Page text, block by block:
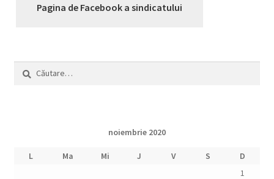
Pagina de Facebook a sindicatului
după:
noiembrie 2020
L Ma Mi J V S
D
1